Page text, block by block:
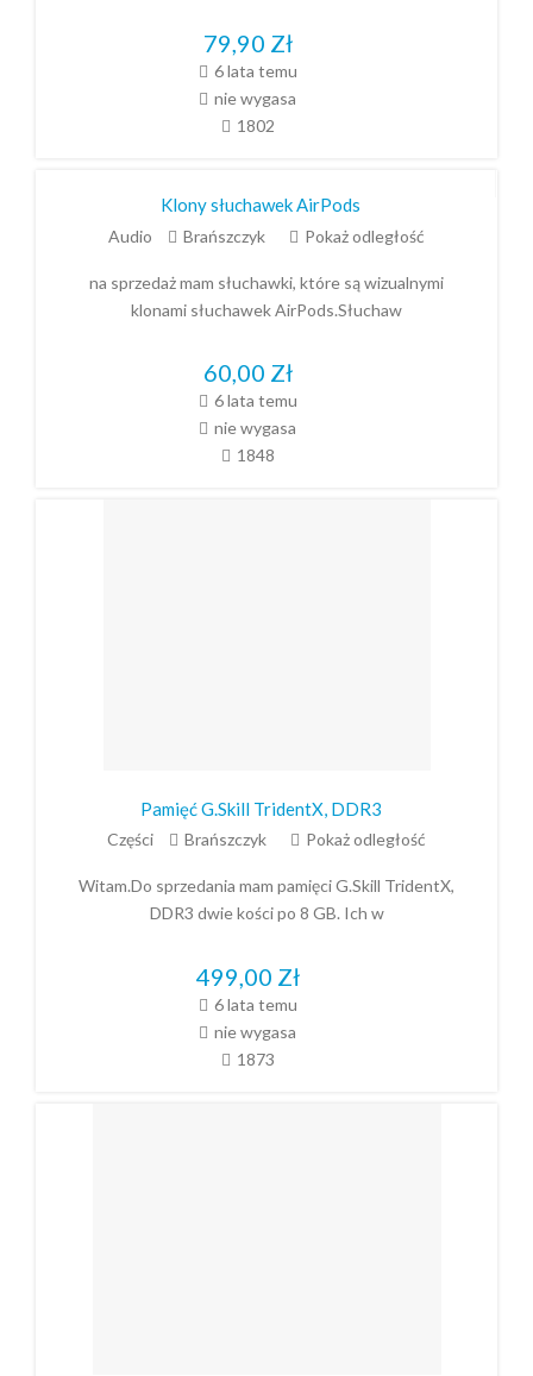
79,90 Zł
6 lata temu
nie wygasa
1802
Klony słuchawek AirPods
Audio Brańszczyk Pokaż odległość
na sprzedaż mam słuchawki, które są wizualnymi
klonami słuchawek AirPods.Słuchaw
60,00 Zł
6 lata temu
nie wygasa
1848
Pamięć G.Skill TridentX, DDR3
Części Brańszczyk Pokaż odległość
Witam.Do sprzedania mam pamięci G.Skill TridentX,
DDR3 dwie kości po 8 GB. Ich w
499,00 Zł
6 lata temu
nie wygasa
1873